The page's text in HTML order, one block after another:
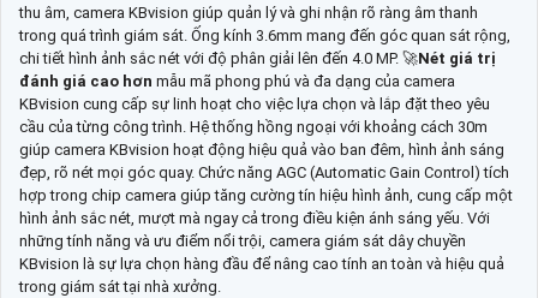
thu âm, camera KBvision giúp quản lý và ghi nhận rõ ràng âm thanh
trong quá trình giám sát. Ống kính 3.6mm mang đến góc quan sát rộng,
chi tiết hình ảnh sắc nét với độ phân giải lên đến 4.0 MP. 🚀Nét giá trị
đánh giá cao hơn mẫu mã phong phú và đa dạng của camera
KBvision cung cấp sự linh hoạt cho việc lựa chọn và lắp đặt theo yêu
cầu của từng công trình. Hệ thống hồng ngoại với khoảng cách 30m
giúp camera KBvision hoạt động hiệu quả vào ban đêm, hình ảnh sáng
đẹp, rõ nét mọi góc quay. Chức năng AGC (Automatic Gain Control) tích
hợp trong chip camera giúp tăng cường tín hiệu hình ảnh, cung cấp một
hình ảnh sắc nét, mượt mà ngay cả trong điều kiện ánh sáng yếu. Với
những tính năng và ưu điểm nổi trội, camera giám sát dây chuyền
KBvision là sự lựa chọn hàng đầu để nâng cao tính an toàn và hiệu quả
trong giám sát tại nhà xưởng.